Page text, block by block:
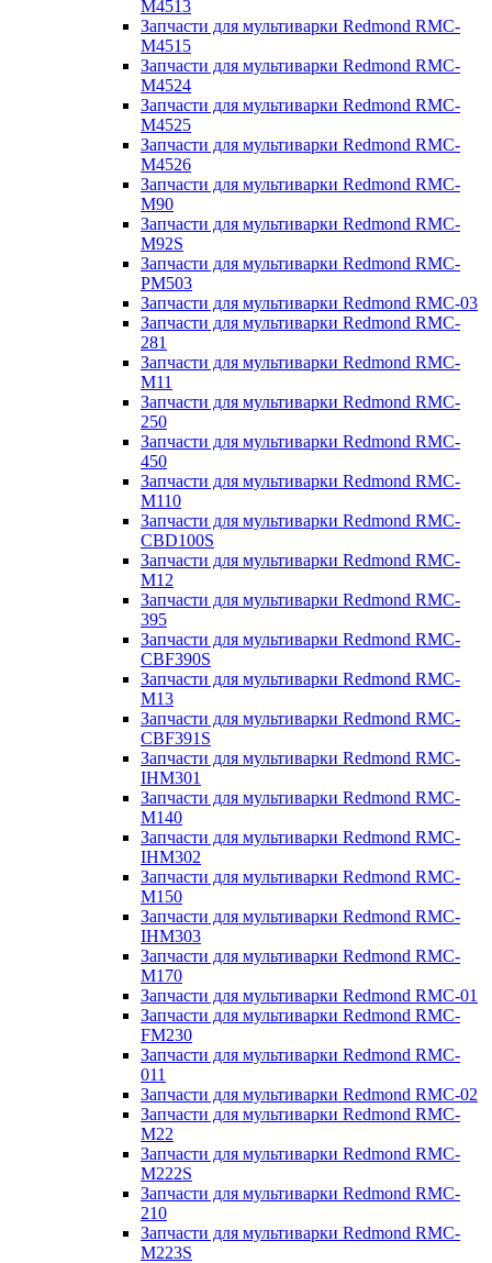
M4513
Запчасти для мультиварки Redmond RMC-
M4515
Запчасти для мультиварки Redmond RMC-
M4524
Запчасти для мультиварки Redmond RMC-
M4525
Запчасти для мультиварки Redmond RMC-
M4526
Запчасти для мультиварки Redmond RMC-
M90
Запчасти для мультиварки Redmond RMC-
M92S
Запчасти для мультиварки Redmond RMC-
PM503
Запчасти для мультиварки Redmond RMC-03
Запчасти для мультиварки Redmond RMC-
281
Запчасти для мультиварки Redmond RMC-
M11
Запчасти для мультиварки Redmond RMC-
250
Запчасти для мультиварки Redmond RMC-
450
Запчасти для мультиварки Redmond RMC-
M110
Запчасти для мультиварки Redmond RMC-
CBD100S
Запчасти для мультиварки Redmond RMC-
M12
Запчасти для мультиварки Redmond RMC-
395
Запчасти для мультиварки Redmond RMC-
CBF390S
Запчасти для мультиварки Redmond RMC-
M13
Запчасти для мультиварки Redmond RMC-
CBF391S
Запчасти для мультиварки Redmond RMC-
IHM301
Запчасти для мультиварки Redmond RMC-
M140
Запчасти для мультиварки Redmond RMC-
IHM302
Запчасти для мультиварки Redmond RMC-
M150
Запчасти для мультиварки Redmond RMC-
IHM303
Запчасти для мультиварки Redmond RMC-
M170
Запчасти для мультиварки Redmond RMC-01
Запчасти для мультиварки Redmond RMC-
FM230
Запчасти для мультиварки Redmond RMC-
011
Запчасти для мультиварки Redmond RMC-02
Запчасти для мультиварки Redmond RMC-
M22
Запчасти для мультиварки Redmond RMC-
M222S
Запчасти для мультиварки Redmond RMC-
210
Запчасти для мультиварки Redmond RMC-
M223S